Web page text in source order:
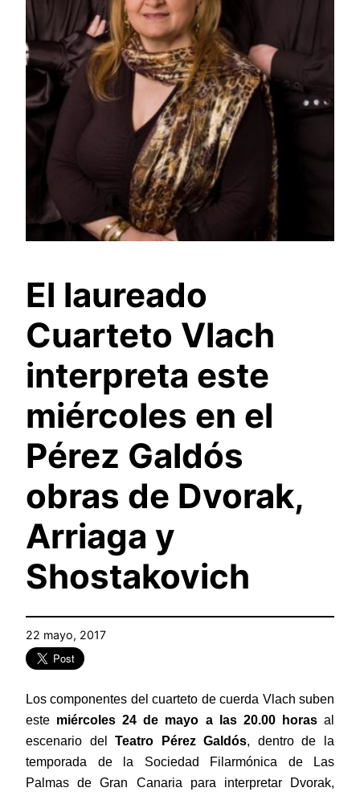
El laureado
Cuarteto Vlach
interpreta este
miércoles en el
Pérez Galdós
obras de Dvorak,
Arriaga y
Shostakovich
22 mayo, 2017
Los componentes del cuarteto de cuerda Vlach suben
este miércoles 24 de mayo a las 20.00 horasal
escenario delTeatro Pérez Galdós, dentro de la
temporada de la Sociedad Filarmónica de Las
Palmas de Gran Canaria para interpretar Dvorak,